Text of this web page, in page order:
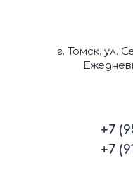
г. Томск, ул.
+7
+7